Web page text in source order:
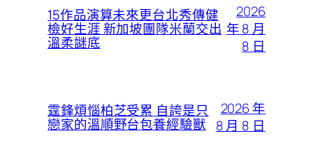
15作品演算未來更台北秀傳健
檢好生涯 新加坡團隊米蘭交出
溫柔謎底
2026
年 8 月
8 日
霆鋒煩惱柏芝受累 自誇是只
戀家的溫順野台包養經驗獸
2026 年
8 月 8 日